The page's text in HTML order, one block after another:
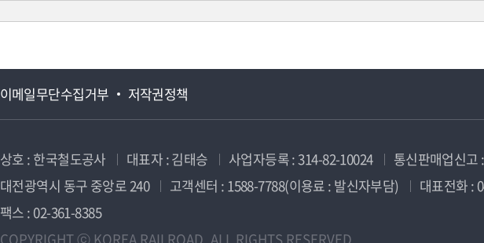
이메일무단수집거부 저작권정책
상호 : 한국철도공사 대표자 : 김태승 사업자등록 : 314-82-10024
통신판매업신고
대전광역시 동구 중앙로 240
고객센터 : 1588-7788(이용료 : 발신자부담)
대표전화 :
팩스 : 02-361-8385
COPYRIGHT ⓒ KOREA RAILROAD. ALL RIGHTS RESERVED.